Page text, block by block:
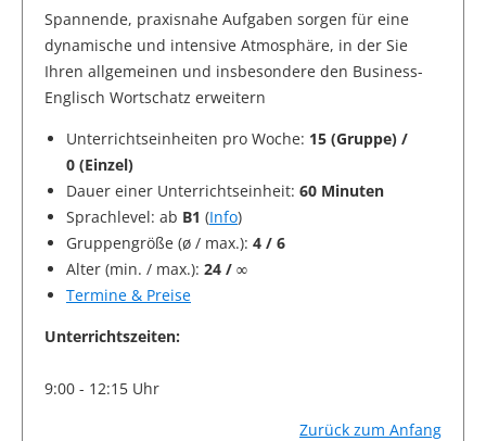
Spannende, praxisnahe Aufgaben sorgen für eine
dynamische und intensive Atmosphäre, in der Sie
Ihren allgemeinen und insbesondere den Business-
Englisch Wortschatz erweitern
Unterrichtseinheiten pro Woche: 15 (Gruppe) /
0 (Einzel)
Dauer einer Unterrichtseinheit: 60 Minuten
Sprachlevel: ab B1 (Info)
Gruppengröße (ø / max.): 4 / 6
Alter (min. / max.): 24 / ∞
Termine & Preise
Unterrichtszeiten:
9:00 - 12:15 Uhr
Zurück zum Anfang